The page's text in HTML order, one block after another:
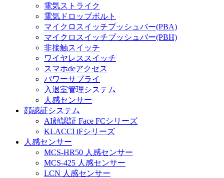
電気ストライク
電気ドロップボルト
マイクロスイッチプッシュバー(PBA)
マイクロスイッチプッシュバー(PBH)
非接触スイッチ
ワイヤレススイッチ
スマホdeアクセス
パワーサプライ
入退室管理システム
人感センサー
顔認証システム
AI顔認証 Face FCシリーズ
KLACCI iFシリーズ
人感センサー
MCS-HR50 人感センサー
MCS-425 人感センサー
LCN 人感センサー